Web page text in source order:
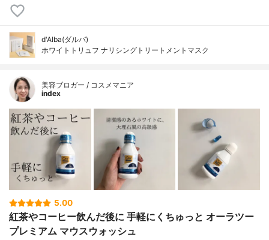
d'Alba(ダルバ)
ホワイトトリュフ ナリシングトリートメントマスク
美容ブロガー / コスメマニア
index
5.00
紅茶やコーヒー飲んだ後に 手軽にくちゅっと オーラツー
プレミアム マウスウォッシュ